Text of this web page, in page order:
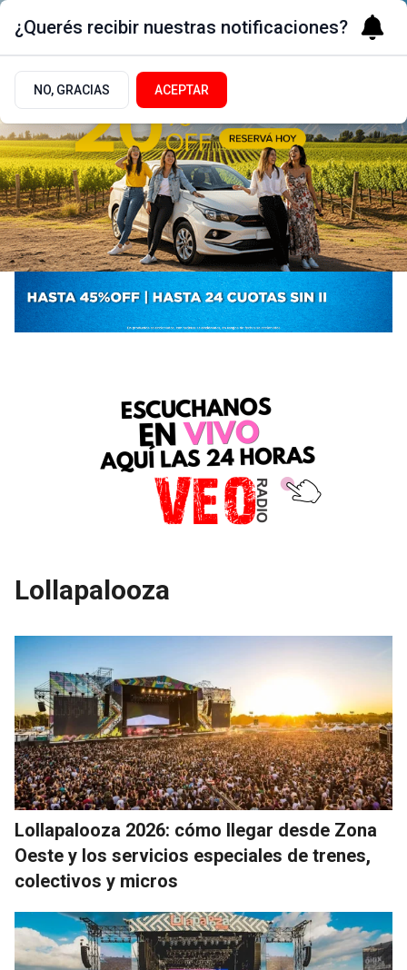
Lollapalooza
Lollapalooza 2026: cómo llegar desde Zona
Oeste y los servicios especiales de trenes,
colectivos y micros
¿Querés recibir nuestras notificaciones?
NO, GRACIAS ACEPTAR